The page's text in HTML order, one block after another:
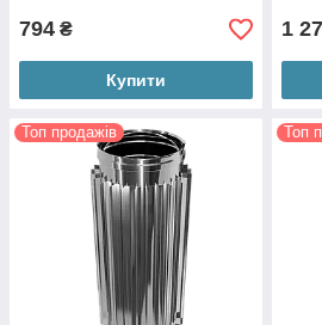
794 ₴
Купити
1
Топ продажів Топ